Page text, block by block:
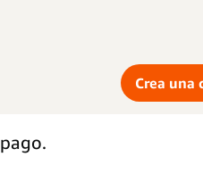
Crea una